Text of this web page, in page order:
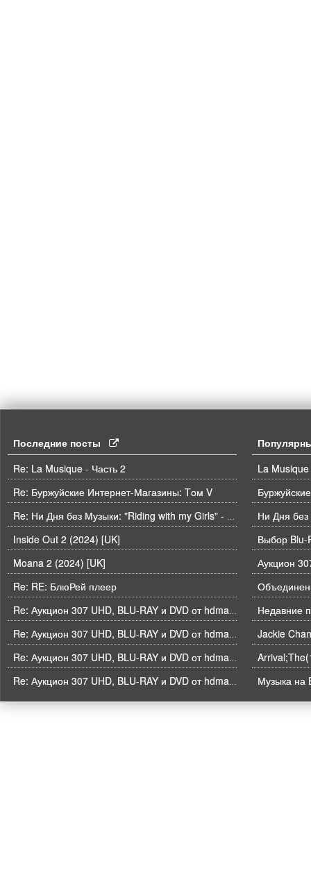
Последние посты
Re: La Musique - Часть 2
Re: Буржуйские Интернет-Магазины: Tом V
Inside Out 2 (2024) [UK]
Moana 2 (2024) [UK]
Re: RE: БлюРей плеер
La
Ни Дня
Выбор Blu-
Недавние
Музыка на